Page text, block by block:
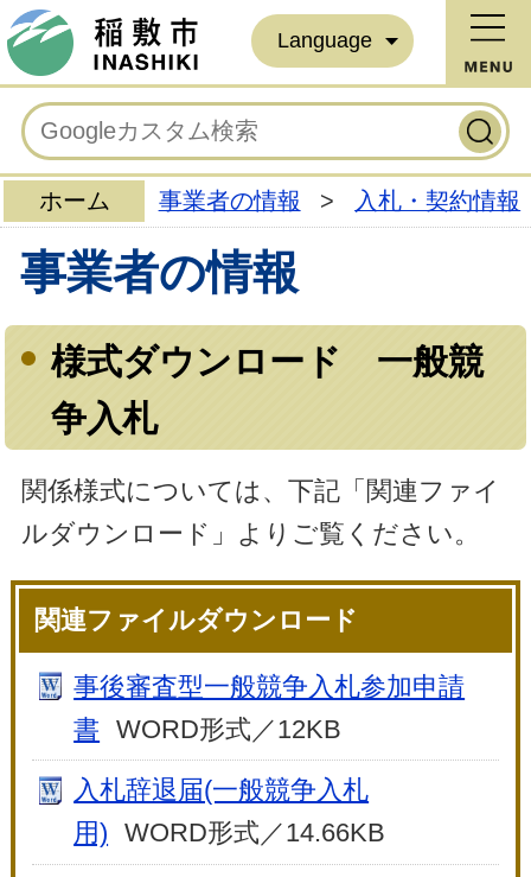
Language
ホーム 事業者の情報 > 入札・契約情報
事業者の情報
様式ダウンロード 一般競
争入札
関係様式については、下記「関連ファイ
ルダウンロード」よりご覧ください。
関連ファイルダウンロード
事後審査型一般競争入札参加申請
書
WORD形式／12KB
入札辞退届(一般競争入札
用)
WORD形式／14.66KB